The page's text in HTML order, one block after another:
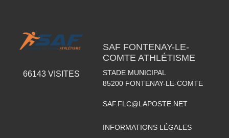
66143VISITES
SAF FONTENAY-LE-
COMTE ATHLÉTISME
STADE MUNICIPAL
85200 FONTENAY-LE-COMTE
SAF.FLC@LAPOSTE.NET
INFORMATIONS LÉGALES